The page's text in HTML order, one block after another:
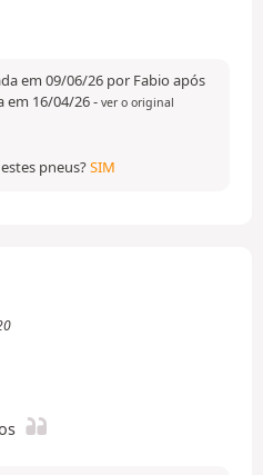
em 09/06/26 por Fabio após
em 16/04/26- ver o original
pneus?SIM